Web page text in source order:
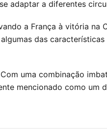
adaptar a diferentes
a França à vitória na
das
uma combinação
mencionado como um